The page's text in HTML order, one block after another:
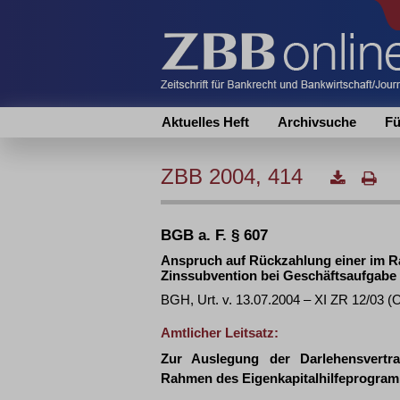
Aktuelles Heft Archivsuche
ZBB 2004, 414
BGB a. F. § 607
Anspruch auf Rückzahlung einer im
Zinssubvention bei
BGH, Urt. v. 13.07.2004 – XI ZR 12/03
Amtlicher Leitsatz:
Zur Auslegung der
Rahmen des